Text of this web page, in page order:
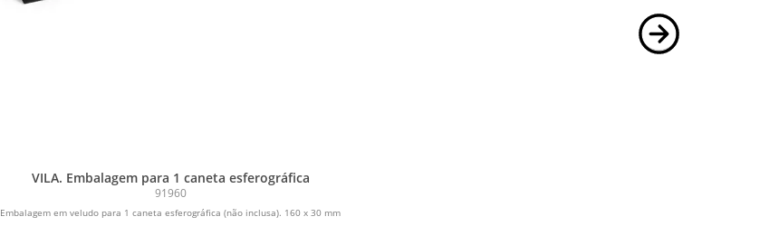
VILA. Embalagem para 1 caneta esferográfica
91960
Embalagem em veludo para 1 caneta esferográfica (não inclusa). 160 x 30 mm